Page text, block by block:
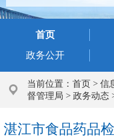
首页
政务公开
当前位置： 首页 > 信
督管理局 > 政务动态
湛江市食品药品